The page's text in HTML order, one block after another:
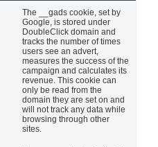
The __gads cookie, set by
Google, is stored under
DoubleClick domain and
tracks the number of times
users see an advert,
measures the success of the
campaign and calculates its
revenue. This cookie can
only be read from the
domain they are set on and
will not track any data while
browsing through other
sites.